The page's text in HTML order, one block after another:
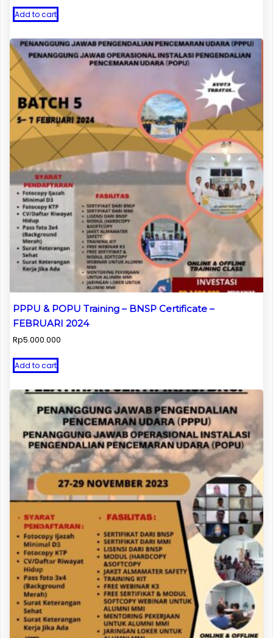
Add to cart
PPPU & POPU Training – BNSP Certificate –
FEBRUARI 2024
Rp5.000.000
Add to cart